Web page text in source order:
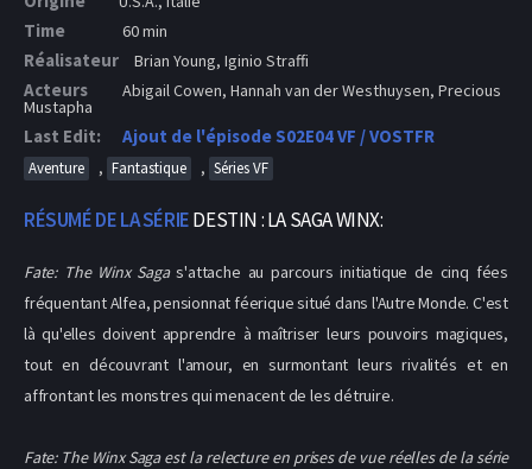
Time 60 min
Réalisateur Brian Young, Iginio Straffi
Acteurs Abigail Cowen, Hannah van der Westhuysen, Precious
Mustapha
Last Edit: Ajout de l'épisode S02E04 VF / VOSTFR
Aventure , Fantastique , Séries VF
RÉSUMÉ DE LA SÉRIEDESTIN : LA SAGA WINX:
Fate: The Winx Sagas'attache au parcours initiatique de cinq fées
fréquentant Alfea, pensionnat féerique situé dans l'Autre Monde. C'est
là qu'elles doivent apprendre à maîtriser leurs pouvoirs magiques,
tout en découvrant l'amour, en surmontant leurs rivalités et en
affrontant les monstres qui menacent de les détruire.
Fate: The Winx Saga est la relecture en prises de vue réelles de la série